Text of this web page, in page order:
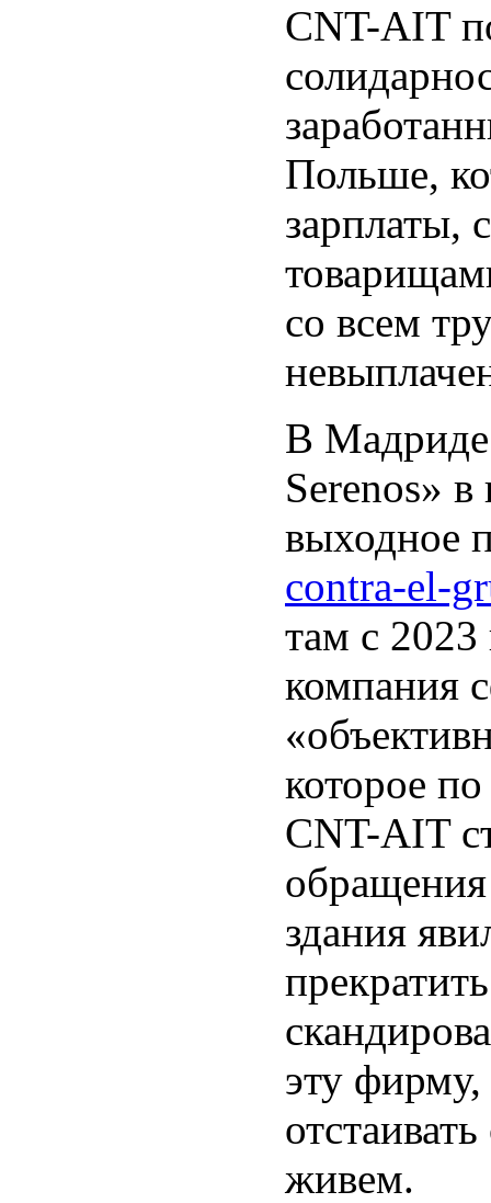
CNT-AIT
Польше,
зарплаты,
со всем
В Мадриде
Serenos» в
выходное
contra-el-
там с 2023
компания
которое
CNT-AIT
обращения
здания
эту фирму,
живем.